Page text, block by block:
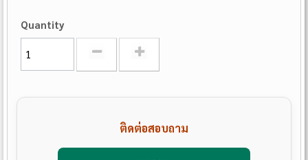
Quantity
ติดต่อสอบถาม